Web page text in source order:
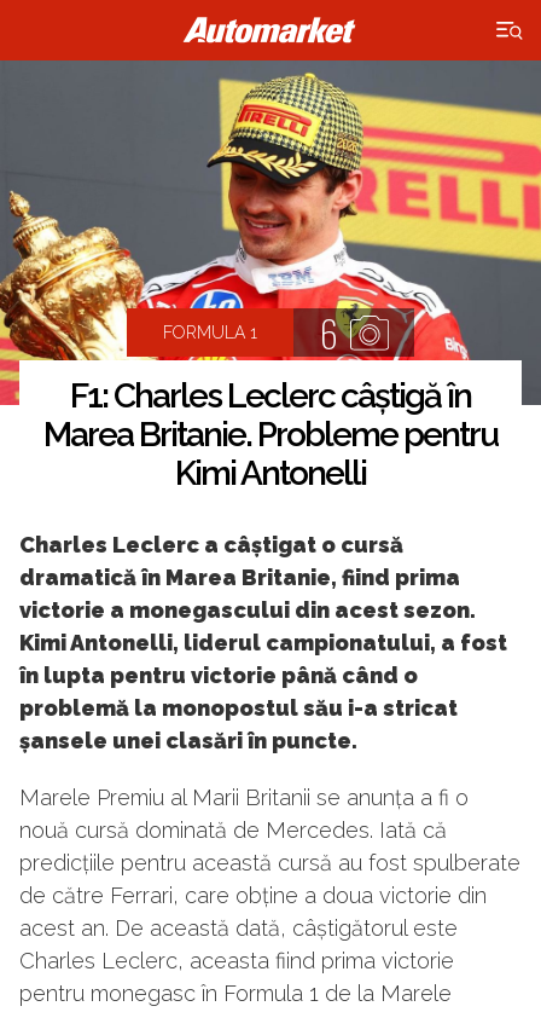
×
FORMULA 1 6
F1: Charles Leclerc câștigă în
Marea Britanie. Probleme pentru
Kimi Antonelli
Charles Leclerc a câștigat o cursă
dramatică în Marea Britanie, fiind prima
victorie a monegascului din acest sezon.
Kimi Antonelli, liderul campionatului, a fost
în lupta pentru victorie până când o
problemă la monopostul său i-a stricat
șansele unei clasări în puncte.
Marele Premiu al Marii Britanii se anunța a fi o
nouă cursă dominată de Mercedes. Iată că
predicțiile pentru această cursă au fost spulberate
de către Ferrari, care obține a doua victorie din
acest an. De această dată, câștigătorul este
Charles Leclerc, aceasta fiind prima victorie
pentru monegasc în Formula 1 de la Marele